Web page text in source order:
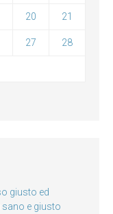
20 21
27 28
giusto ed
sano e giusto